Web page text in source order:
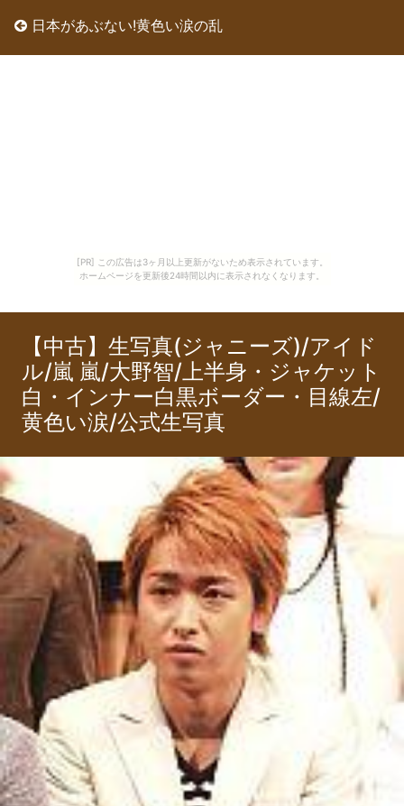
[PR] この広告は3ヶ月以上更新がないため表示されています。
ホームページを更新後24時間以内に表示されなくなります。
日本があぶない!黄色い涙の乱
【中古】生写真(ジャニーズ)/アイド
ル/嵐 嵐/大野智/上半身・ジャケット
白・インナー白黒ボーダー・目線左/
黄色い涙/公式生写真